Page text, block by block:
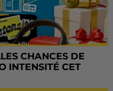
CHANCES DE
INTENSITÉ CET